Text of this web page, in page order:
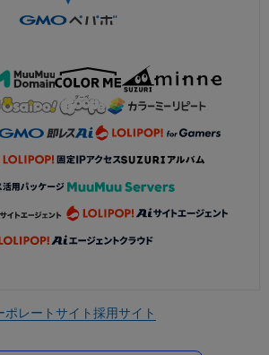
ポレートサイト採用サイト